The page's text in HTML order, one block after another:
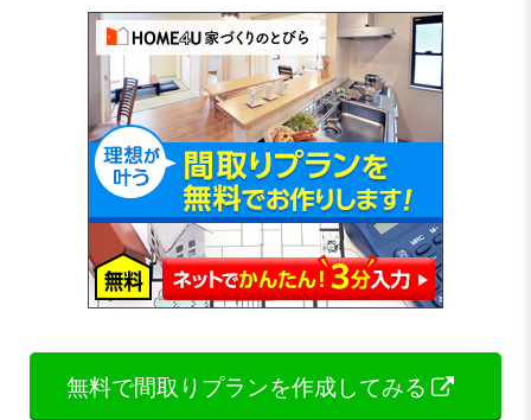
無料で間取りプランを作成してみる